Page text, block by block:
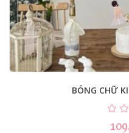
BÓNG CHỮ